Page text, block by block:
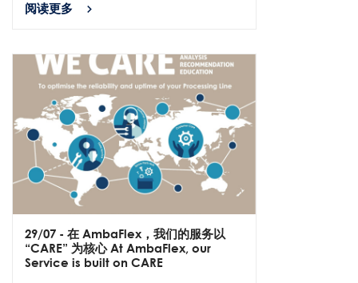
阅读更多
29/07 - 在 AmbaFlex，我们的服务以
“CARE” 为核心 At AmbaFlex, our
Service is built on CARE